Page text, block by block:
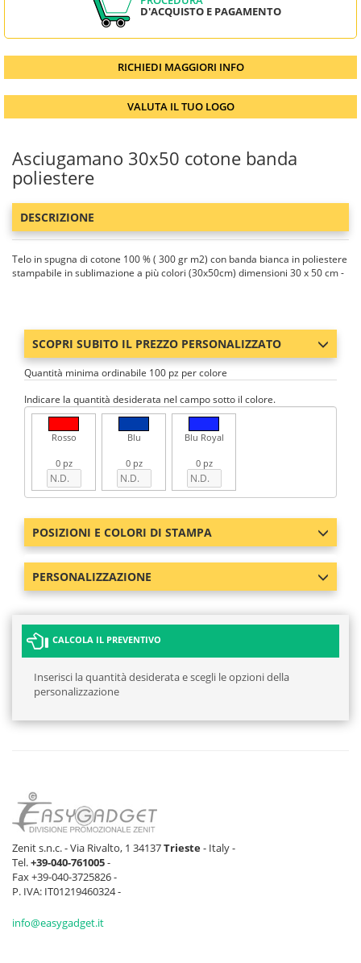
D'ACQUISTO E PAGAMENTO
RICHIEDI MAGGIORI INFO
VALUTA IL TUO LOGO
Asciugamano 30x50 cotone banda
poliestere
DESCRIZIONE
Telo in spugna di cotone 100 % ( 300 gr m2) con banda bianca in poliestere
stampabile in sublimazione a più colori (30x50cm) dimensioni 30 x 50 cm -
SCOPRI SUBITO IL PREZZO PERSONALIZZATO
Quantità minima ordinabile 100 pz per colore
Indicare la quantità desiderata nel campo sotto il colore.
Rosso
0 pz
Blu
0 pz
Blu Royal
0 pz
POSIZIONI E COLORI DI STAMPA
PERSONALIZZAZIONE
CALCOLA IL PREVENTIVO
Inserisci la quantità desiderata e scegli le opzioni della
personalizzazione
Zenit s.n.c. - Via Rivalto, 1 34137Trieste- Italy -
Tel.+39-040-761005-
Fax +39-040-3725826 -
P. IVA: IT01219460324 -
info@easygadget.it